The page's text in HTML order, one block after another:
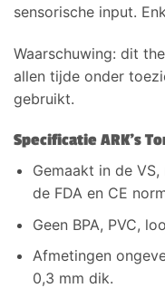
sensorische input.
Waarschuwing: dit
allen tijde onder
gebruikt.
Specificatie ARK’s
Gemaakt in de
de FDA en CE
Geen BPA, PVC,
Afmetingen
0,3 mm dik.